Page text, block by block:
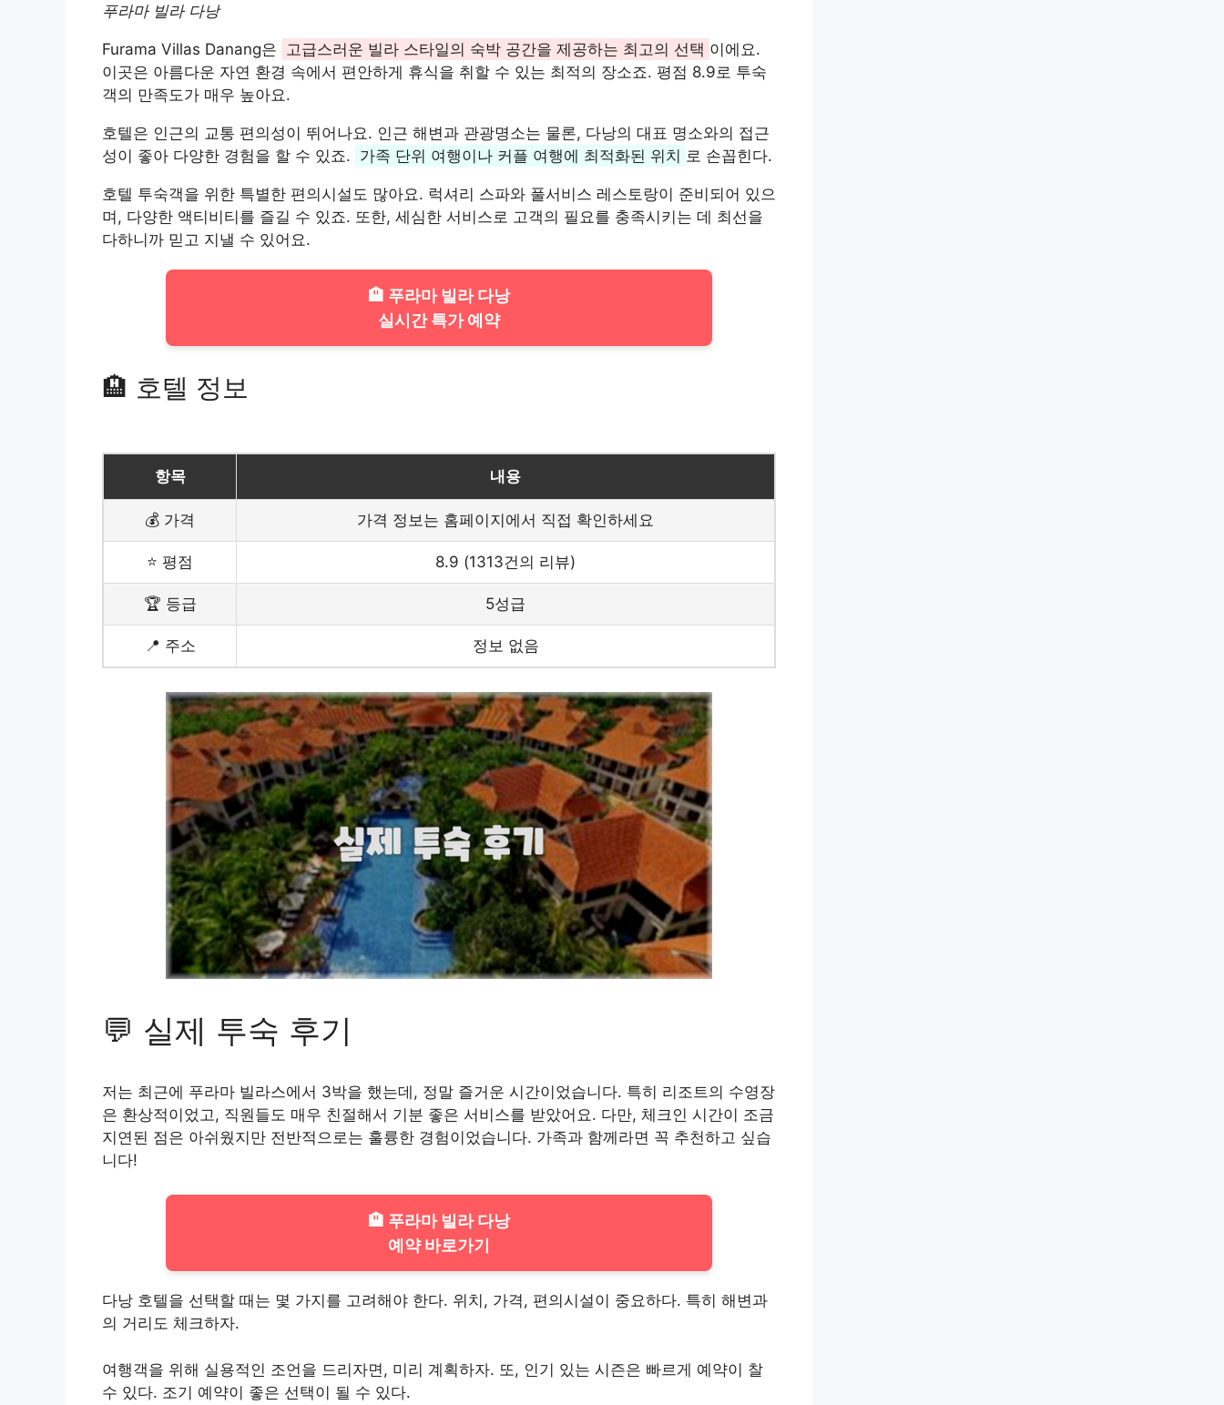
푸라마 빌라 다낭
Furama Villas Danang은 고급스러운 빌라 스타일의 숙박 공간을 제공하는 최고의 선택 이에요.
이곳은 아름다운 자연 환경 속에서 편안하게 휴식을 취할 수 있는 최적의 장소죠. 평점 8.9로 투숙
객의 만족도가 매우 높아요.
호텔은 인근의 교통 편의성이 뛰어나요. 인근 해변과 관광명소는 물론, 다낭의 대표 명소와의 접근
성이 좋아 다양한 경험을 할 수 있죠. 가족 단위 여행이나 커플 여행에 최적화된 위치 로 손꼽힌다.
호텔 투숙객을 위한 특별한 편의시설도 많아요. 럭셔리 스파와 풀서비스 레스토랑이 준비되어 있으
며, 다양한 액티비티를 즐길 수 있죠. 또한, 세심한 서비스로 고객의 필요를 충족시키는 데 최선을
다하니까 믿고 지낼 수 있어요.
🏨 푸라마 빌라 다낭
실시간 특가 예약
🏨 호텔 정보
항목 내용
💰 가격 가격 정보는 홈페이지에서 직접 확인하세요
⭐ 평점 8.9 (1313건의 리뷰)
🏆 등급 5성급
📍 주소 정보 없음
💬 실제 투숙 후기
저는 최근에 푸라마 빌라스에서 3박을 했는데, 정말 즐거운 시간이었습니다. 특히 리조트의 수영장
은 환상적이었고, 직원들도 매우 친절해서 기분 좋은 서비스를 받았어요. 다만, 체크인 시간이 조금
지연된 점은 아쉬웠지만 전반적으로는 훌륭한 경험이었습니다. 가족과 함께라면 꼭 추천하고 싶습
니다!
🏨 푸라마 빌라 다낭
예약 바로가기
다낭 호텔을 선택할 때는 몇 가지를 고려해야 한다. 위치, 가격, 편의시설이 중요하다. 특히 해변과
의 거리도 체크하자.
여행객을 위해 실용적인 조언을 드리자면, 미리 계획하자. 또, 인기 있는 시즌은 빠르게 예약이 찰
수 있다. 조기 예약이 좋은 선택이 될 수 있다.